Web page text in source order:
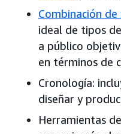
Combinación
ideal de tipos
a público
en términos de
Cronología:
diseñar y
Herramientas